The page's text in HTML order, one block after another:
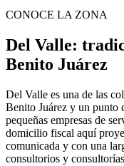
CONOCE LA ZONA
Del Valle:
Benito Juárez
Del Valle es una de las
Benito Juárez y un punto
pequeñas empresas de
domicilio fiscal aquí
comunicada y con una
consultorios y